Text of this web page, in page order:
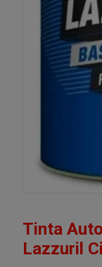
Tinta
Lazzuril